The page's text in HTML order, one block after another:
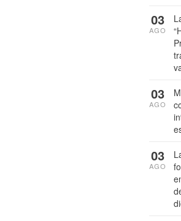
03
AGO
03
AGO
03
AGO